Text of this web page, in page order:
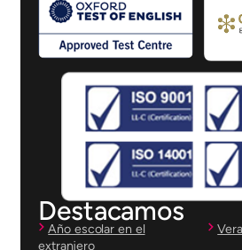
Destacamos
Año escolar en el
extranjero